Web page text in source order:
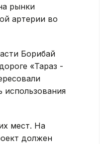
рынки
артерии во
Борибай
«Тараз -
использования
мест. На
должен